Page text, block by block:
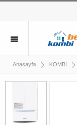
Anasayfa KOMBİ